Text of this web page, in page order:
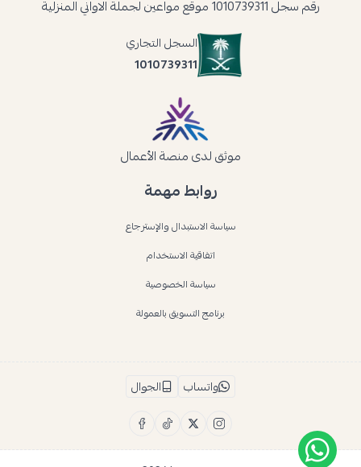
روابط مهمة
سياسة الاستبدال والإسترجاع
اتفاقية الاستخدام
سياسة الخصوصية
برنامج التسويق بالعمولة
رقم سجل 1010739311 موقع مواعين لجملة الاواني المنزلية
السجل التجاري
1010739311
موثق لدى منصة الأعمال
واتساب الجوال